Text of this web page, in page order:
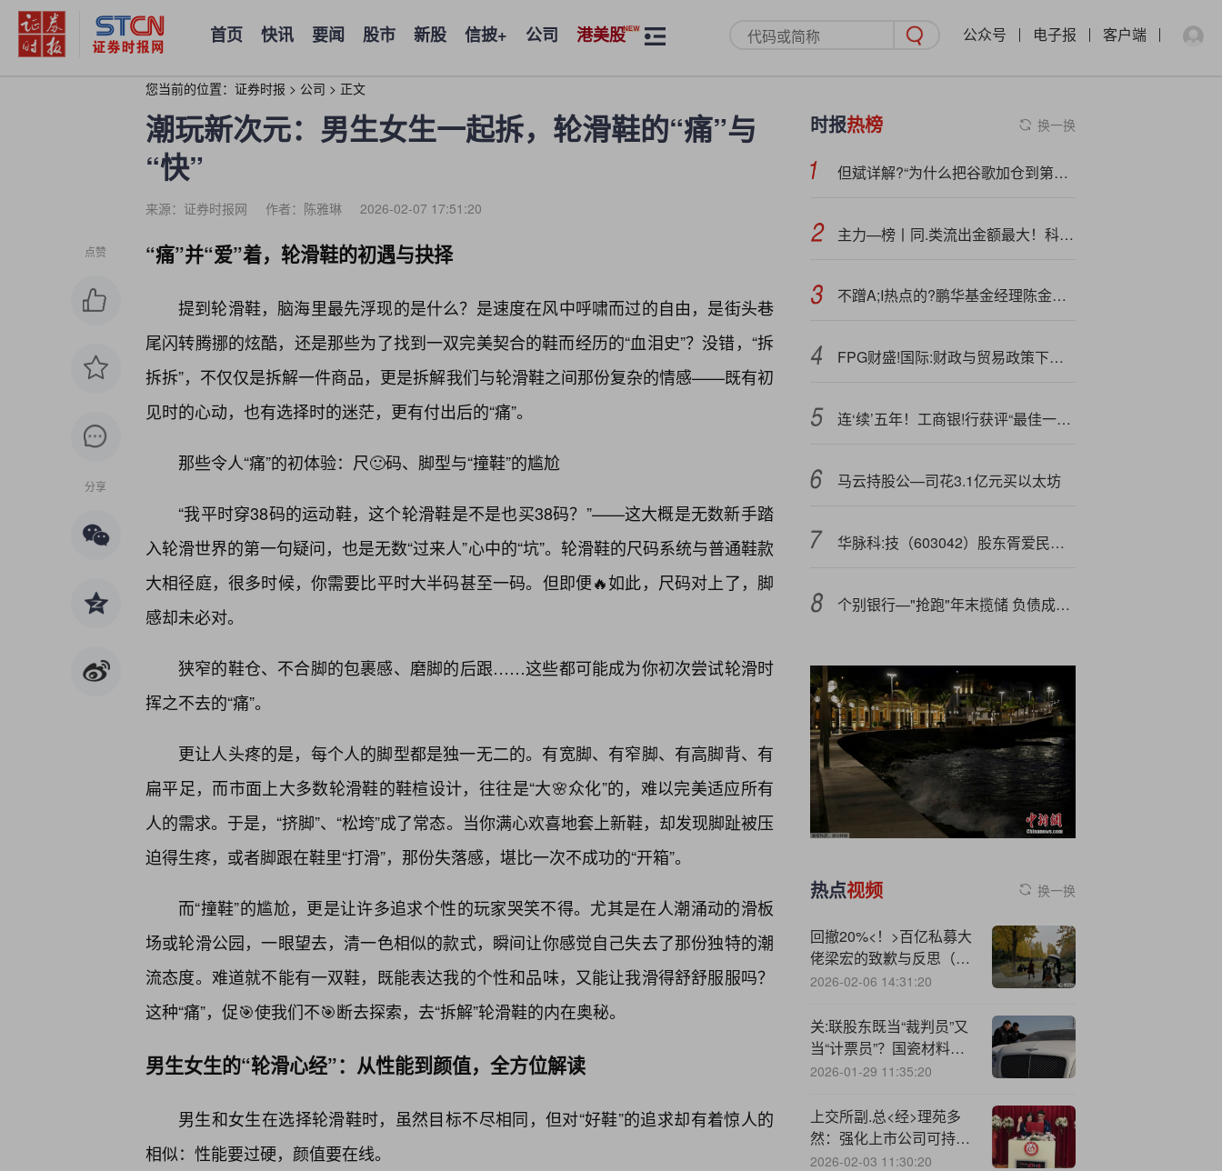
首页 快讯 要闻 股市 新股 信披+ 公司 港美股 公众号 电子报 客户端
您当前的位置： 证券时报 > 公司 > 正文
潮玩新次元：男生女生一起拆，轮滑鞋的“痛”与
“快”
来源：证券时报网 作者：陈雅琳 2026-02-07 17:51:20
点赞
分享
“痛”并“爱”着，轮滑鞋的初遇与抉择
提到轮滑鞋，脑海里最先浮现的是什么？是速度在风中呼啸而过的自由，是街头巷
尾闪转腾挪的炫酷，还是那些为了找到一双完美契合的鞋而经历的“血泪史”？没错，“拆
拆拆”，不仅仅是拆解一件商品，更是拆解我们与轮滑鞋之间那份复杂的情感——既有初
见时的心动，也有选择时的迷茫，更有付出后的“痛”。
那些令人“痛”的初体验：尺🙂码、脚型与“撞鞋”的尴尬
“我平时穿38码的运动鞋，这个轮滑鞋是不是也买38码？”——这大概是无数新手踏
入轮滑世界的第一句疑问，也是无数“过来人”心中的“坑”。轮滑鞋的尺码系统与普通鞋款
大相径庭，很多时候，你需要比平时大半码甚至一码。但即便🔥如此，尺码对上了，脚
感却未必对。
狭窄的鞋仓、不合脚的包裹感、磨脚的后跟……这些都可能成为你初次尝试轮滑时
挥之不去的“痛”。
更让人头疼的是，每个人的脚型都是独一无二的。有宽脚、有窄脚、有高脚背、有
扁平足，而市面上大多数轮滑鞋的鞋楦设计，往往是“大🌸众化”的，难以完美适应所有
人的需求。于是，“挤脚”、“松垮”成了常态。当你满心欢喜地套上新鞋，却发现脚趾被压
迫得生疼，或者脚跟在鞋里“打滑”，那份失落感，堪比一次不成功的“开箱”。
而“撞鞋”的尴尬，更是让许多追求个性的玩家哭笑不得。尤其是在人潮涌动的滑板
场或轮滑公园，一眼望去，清一色相似的款式，瞬间让你感觉自己失去了那份独特的潮
流态度。难道就不能有一双鞋，既能表达我的个性和品味，又能让我滑得舒舒服服吗？
这种“痛”，促🎯使我们不🎯断去探索，去“拆解”轮滑鞋的内在奥秘。
男生女生的“轮滑心经”：从性能到颜值，全方位解读
男生和女生在选择轮滑鞋时，虽然目标不尽相同，但对“好鞋”的追求却有着惊人的
相似：性能要过硬，颜值要在线。
时报热榜 换一换
但斌详解?“为什么把谷歌加仓到第二大重仓股”
主力—榜丨同.类流出金额最大！科创债ETF易方达（551500.SH）流出622.7万元
不蹭A;I热点的?鹏华基金经理陈金伟，三季报写了篇“科技情书”
FPG财盛!国际:财政与贸易政策下的经济信心博弈
连‘续’五年！工商银!行获评“最佳一带一路银行”
马云持股公—司花3.1亿元买以太坊
华脉科:技（603042）股东胥爱民质押80万股，占总股本0.5%
个别银行—"抢跑"年末揽储 负债成本管控更趋精细化
热点视频 换一换
回撤20%<！>百亿私募大
佬梁宏的致歉与反思（一
个优质炒股复盘样本，拿
2026-02-06 14:31:20
关:联股东既当“裁判员”又
当“计票员”？国瓷材料股
东会程序违规收罚单，董
2026-01-29 11:35:20
上交所副.总<经>理苑多
然：强化上市公司可持续
信息披露 加大ESG披露
2026-02-03 11:30:20